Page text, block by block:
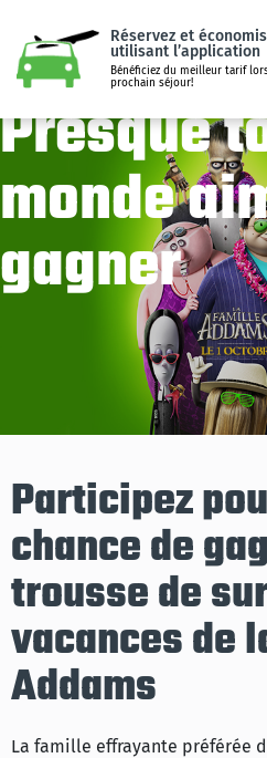
Réservez et
utilisant l’application
Bénéficiez du meilleur tarif
prochain séjour!
Presque
monde
gagner
Participez
chance de
trousse de
vacances de
Addams
La famille effrayante préférée